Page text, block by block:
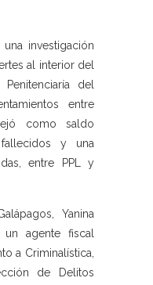
investigación
al interior del
del
entre
como saldo
y una
entre PPL y
Yanina
agente fiscal
a Criminalística,
de Delitos